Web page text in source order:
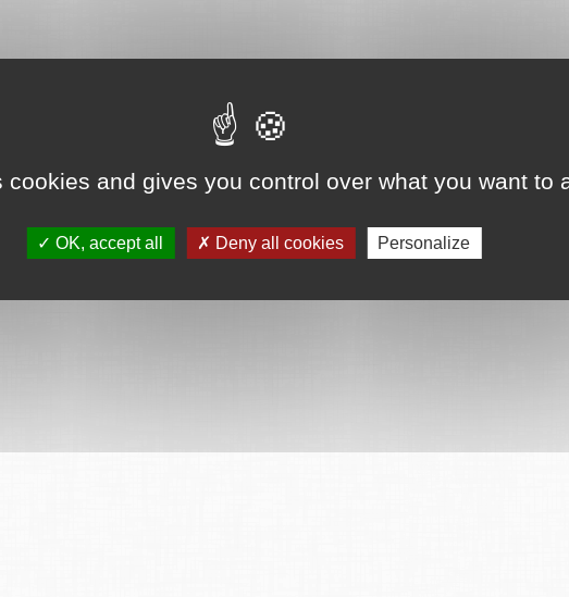
cookies and gives you control over what you want to
OK, accept all Deny all cookies Personalize